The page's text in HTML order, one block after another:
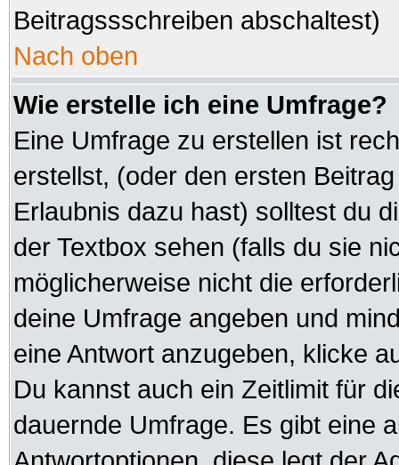
Beitragssschreiben abschaltest)
Nach oben
Wie erstelle ich eine Umfrage?
Eine Umfrage zu erstellen ist
erstellst, (oder den ersten
Erlaubnis dazu hast) solltest du
der Textbox sehen (falls du sie
möglicherweise nicht die
deine Umfrage angeben und
eine Antwort anzugeben, klicke
Du kannst auch ein Zeitlimit für
dauernde Umfrage. Es gibt eine